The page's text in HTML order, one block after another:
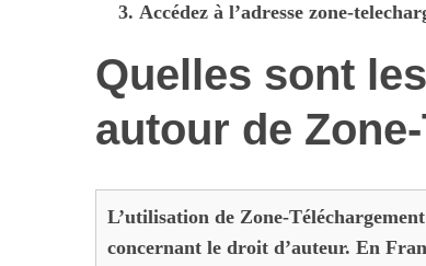
Accédez à l’adresse zone-
Quelles sont
autour de
L’utilisation de Zone-
concernant le droit d’auteur. En